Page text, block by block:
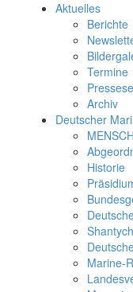
Aktuelles
Berichte
Termine
Archiv
Deutscher
Historie
Marine-